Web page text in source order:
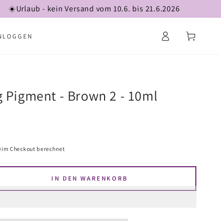
☀️Urlaub - kein Versand vom 10.6. bis 21.6.2026
EinloggenWarenkorb
- Brown 2 - 10ml
Checkout berechnet
IN DEN WARENKORB